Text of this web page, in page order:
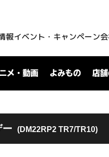
報イベント・キャンペーン
メ・動画 よみもの 店
ー (DM22RP2 TR7/TR10)